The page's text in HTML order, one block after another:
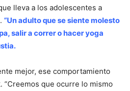
lleva a los adolescentes a
“Un adulto que se siente molesto
salir a correr o hacer yoga
mejor, ese comportamiento
“Creemos que ocurre lo mismo